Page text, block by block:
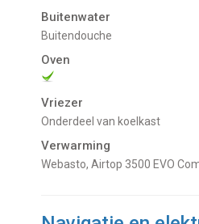
Buitenwater
buitendouche
Oven
Vriezer
Onderdeel van koelkast
Verwarming
Webasto, Airtop 3500 EVO